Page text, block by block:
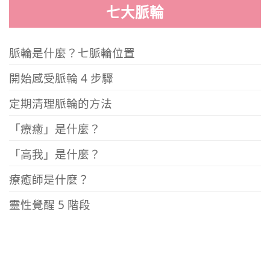
七大脈輪
脈輪是什麼？七脈輪位置
開始感受脈輪 4 步驟
定期清理脈輪的方法
「療癒」是什麼？
「高我」是什麼？
療癒師是什麼？
靈性覺醒 5 階段